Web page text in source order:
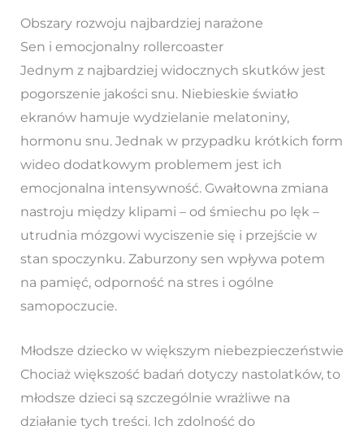
Obszary rozwoju najbardziej narażone
Sen i emocjonalny rollercoaster
Jednym z najbardziej widocznych skutków jest
pogorszenie jakości snu. Niebieskie światło
ekranów hamuje wydzielanie melatoniny,
hormonu snu. Jednak w przypadku krótkich form
wideo dodatkowym problemem jest ich
emocjonalna intensywność. Gwałtowna zmiana
nastroju między klipami – od śmiechu po lęk –
utrudnia mózgowi wyciszenie się i przejście w
stan spoczynku. Zaburzony sen wpływa potem
na pamięć, odporność na stres i ogólne
samopoczucie.
Młodsze dziecko w większym niebezpieczeństwie
Chociaż większość badań dotyczy nastolatków, to
młodsze dzieci są szczególnie wrażliwe na
działanie tych treści. Ich zdolność do